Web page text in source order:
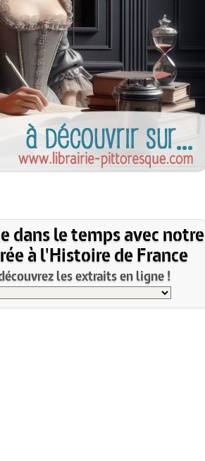
dans le temps avec notre
à l'Histoire de France
les extraits en ligne !